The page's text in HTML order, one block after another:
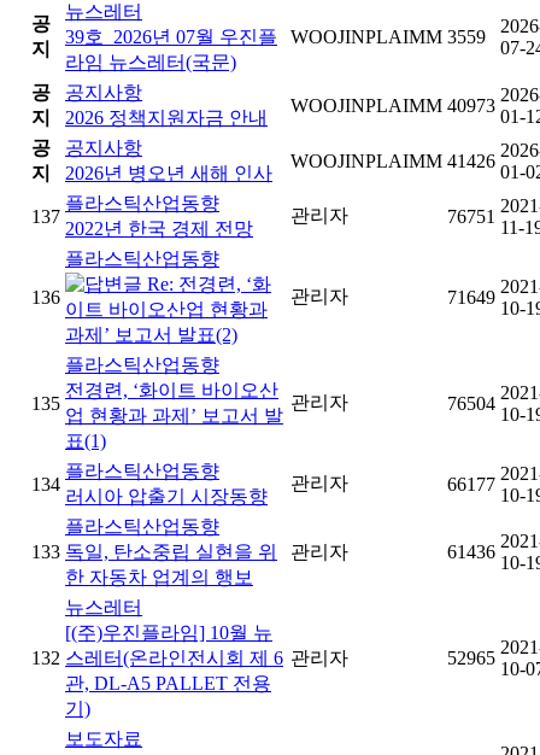
공
지
뉴스레터
39호_2026년 07월 우진플
라임 뉴스레터(국문)
WOOJINPLAIMM 3559
07-
공
지
공지사항
2026 정책지원자금 안내
WOOJINPLAIMM 40973
01-
공
지
공지사항
2026년 병오년 새해 인사
WOOJINPLAIMM 41426
01-
137
플라스틱산업동향
2022년 한국 경제 전망
관리자 76751
11-
136
플라스틱산업동향
Re: 전경련, ‘화
이트 바이오산업 현황과
과제’ 보고서 발표(2)
관리자 71649
10-
135
플라스틱산업동향
전경련, ‘화이트 바이오산
업 현황과 과제’ 보고서 발
표(1)
관리자 76504
10-
134
플라스틱산업동향
러시아 압출기 시장동향
관리자 66177
10-
133
플라스틱산업동향
독일, 탄소중립 실현을 위
한 자동차 업계의 행보
관리자 61436
10-
132
뉴스레터
[(주)우진플라임] 10월 뉴
스레터(온라인전시회 제 6
관, DL-A5 PALLET 전용
기)
관리자 52965
10-
보도자료